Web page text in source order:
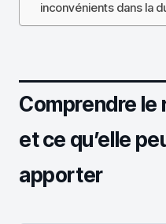
inconvénients dans la
Comprendre le
et ce qu’elle
apporter